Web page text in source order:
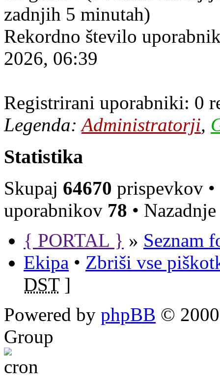
zadnjih 5 minutah)
Rekordno število
2026, 06:39
Registrirani uporabniki: 0
Legenda:Administratorji,
Statistika
Skupaj 64670 prispevkov
uporabnikov 78 •
{ PORTAL } » Seznam
Ekipa • Zbriši vse
DST]
Powered by phpBB ©
Group